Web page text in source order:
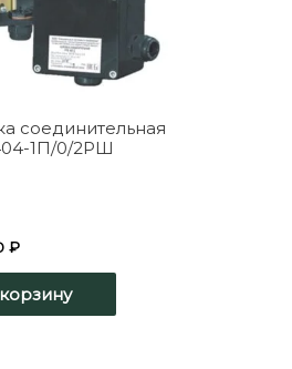
соединительная
1П/0/2РШ
₽